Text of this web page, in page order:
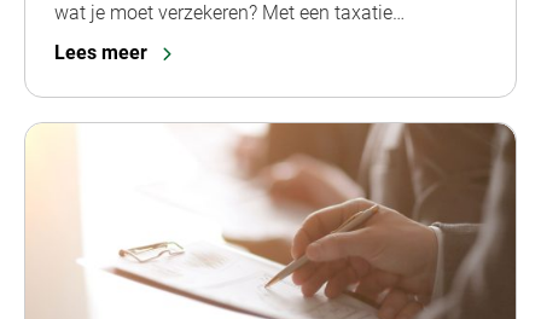
wat je moet verzekeren? Met een taxatie…
Lees meer